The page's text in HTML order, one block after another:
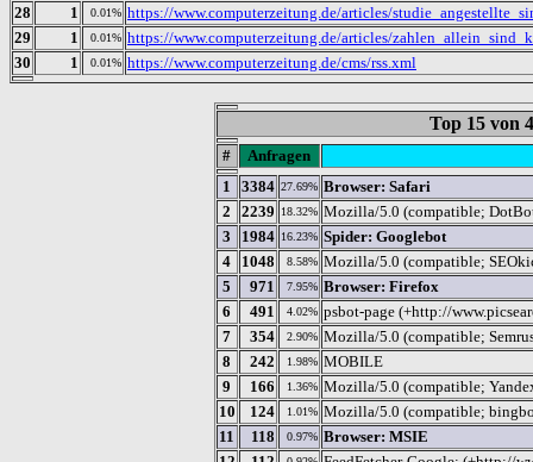
28
1 0.01% https://www.computerzeitung.de/articles/
29
1 0.01% https://www.computerzeitung.de/articles/
30
1 0.01% https://www.computerzeitung.de/cms/rss.xml
Top 15 von
#
Anfragen
1
3384 27.69% Browser: Safari
2
2239 18.32% Mozilla/5.0 (compatible;
3
1984 16.23% Spider: Googlebot
4
1048 8.58% Mozilla/5.0 (compatible;
5
971 7.95% Browser: Firefox
6
491 4.02% psbot-page (+http://
7
354 2.90% Mozilla/5.0 (compatible;
8
242 1.98% MOBILE
9
166 1.36% Mozilla/5.0 (compatible;
10
124 1.01% Mozilla/5.0 (compatible;
11
118 0.97% Browser: MSIE